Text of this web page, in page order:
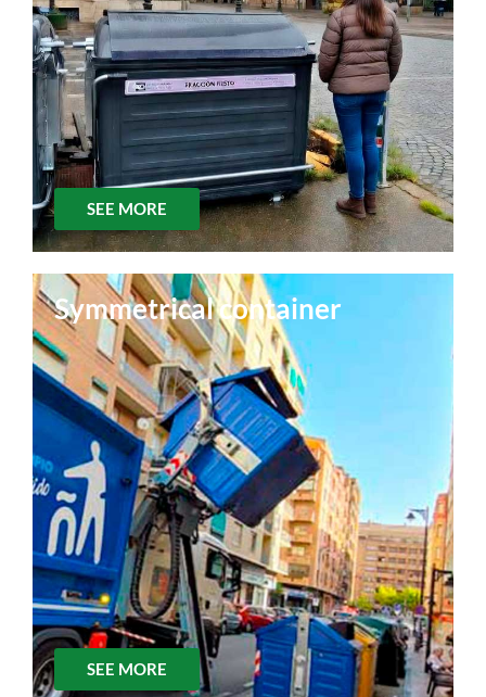
SEE MORE
Symmetrical container
SEE MORE